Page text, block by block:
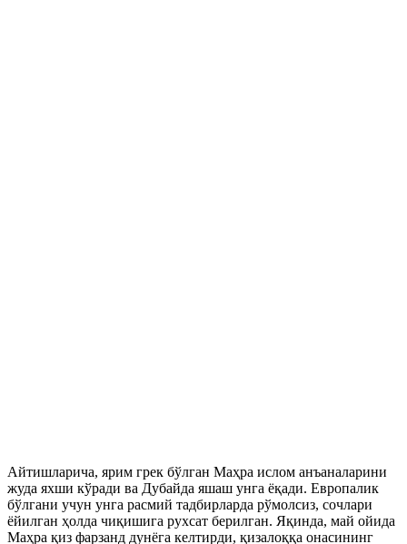
Айтишларича, ярим грек бўлган Маҳра ислом анъаналарини
жуда яхши кўради ва Дубайда яшаш унга ёқади. Европалик
бўлгани учун унга расмий тадбирларда рўмолсиз, сочлари
ёйилган ҳолда чиқишига рухсат берилган. Яқинда, май ойида
Маҳра қиз фарзанд дунёга келтирди, қизалоққа онасининг